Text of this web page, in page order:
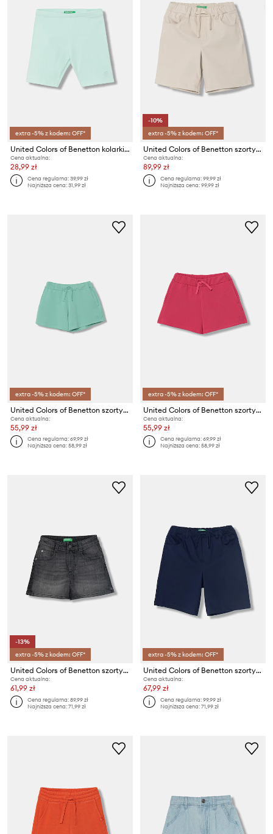
extra -5% z kodem: OFF*
United Colors of Benetton kolarki dziecięce bawełniane z elastanem
Cena aktualna:
28,99 zł
Cena regularna:39,99 zł
Najniższa cena:31,99 zł
-10%
extra -5% z kodem: OFF*
United Colors of Benetton szorty dziecięce
Cena aktualna:
89,99 zł
Cena regularna:99,99 zł
Najniższa cena:99,99 zł
extra -5% z kodem: OFF*
United Colors of Benetton szorty dresowe dziecięce bawełniane
Cena aktualna:
55,99 zł
Cena regularna:69,99 zł
Najniższa cena:58,99 zł
extra -5% z kodem: OFF*
United Colors of Benetton szorty dresowe dziecięce bawełniane
Cena aktualna:
55,99 zł
Cena regularna:69,99 zł
Najniższa cena:58,99 zł
-13%
extra -5% z kodem: OFF*
United Colors of Benetton szorty dziecięce
Cena aktualna:
61,99 zł
Cena regularna:89,99 zł
Najniższa cena:71,99 zł
extra -5% z kodem: OFF*
United Colors of Benetton szorty dziecięce
Cena aktualna:
67,99 zł
Cena regularna:99,99 zł
Najniższa cena:71,99 zł